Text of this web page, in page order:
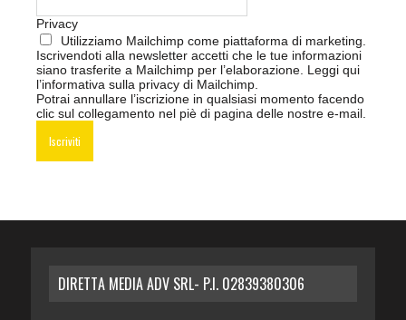
Privacy
Utilizziamo Mailchimp come piattaforma di marketing.
Iscrivendoti alla newsletter accetti che le tue informazioni
siano trasferite a Mailchimp per l’elaborazione. Leggi qui
l’informativa sulla privacy di Mailchimp.
Potrai annullare l’iscrizione in qualsiasi momento facendo
clic sul collegamento nel piè di pagina delle nostre e-mail.
DIRETTA MEDIA ADV SRL- P.I. 02839380306